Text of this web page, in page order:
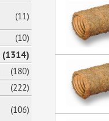
(11)
(10)
(1314)
(180)
(222)
(106)